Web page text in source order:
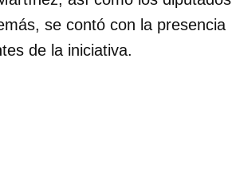
se contó con la presencia
de la iniciativa.